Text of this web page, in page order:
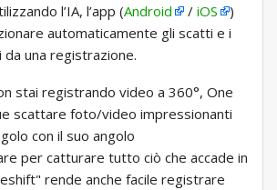
l’IA, l’app (Android / iOS
)
automaticamente gli scatti e i
una registrazione.
stai registrando video a 360°, One
scattare foto/video impressionanti
con il suo angolo
per catturare tutto ciò che accade in
rende anche facile registrare